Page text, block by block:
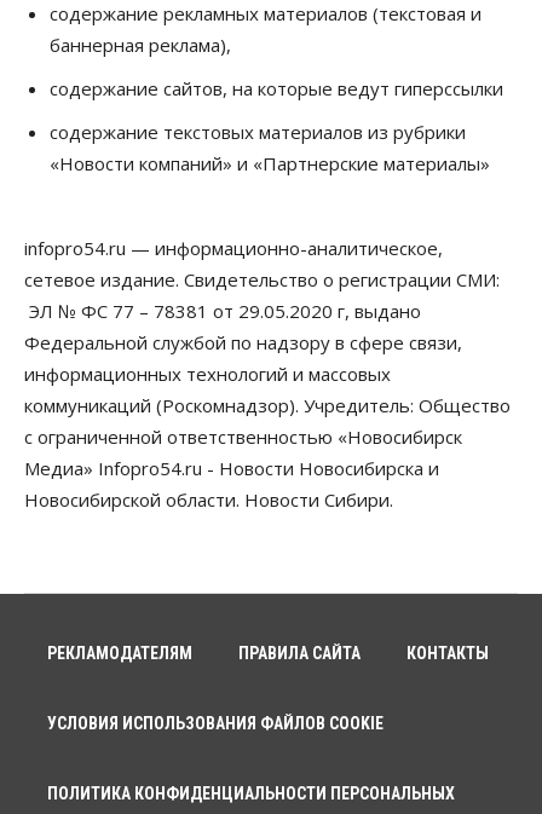
Бизнес Недвижимость Общество
Росреестр назвал главные причины
06 Августа 2026, 12:00
Телекоммуникации
В 16 населённых пунктах Мошковского района
Бизнес Право&Порядок
Злоумышленники опять атакуют
новосибирские компании через электронную
06 Августа 2026, 11:00
Общество
Медики готовятся к второму пику активности
клещей в Новосибирской области
06 Августа 2026, 10:00
06 Августа 2026, 09:00
Застройщики Новосибирска
От регоператора Новосибирска потребовали
погасить долги на два миллиарда
содержание рекламных материалов (текстовая и
баннерная реклама),
содержание сайтов, на которые ведут гиперссылки
содержание текстовых материалов из рубрики
«Новости компаний» и «Партнерские материалы»
infopro54.ru — информационно-аналитическое,
сетевое издание. Свидетельство о регистрации СМИ:
ЭЛ № ФС 77 – 78381 от 29.05.2020 г, выдано
Федеральной службой по надзору в сфере связи,
информационных технологий и массовых
коммуникаций (Роскомнадзор). Учредитель: Общество
с ограниченной ответственностью «Новосибирск
Медиа» Infopro54.ru - Новости Новосибирска и
Новосибирской области. Новости Сибири.
РЕКЛАМОДАТЕЛЯМ ПРАВИЛА САЙТА КОНТАКТЫ
УСЛОВИЯ ИСПОЛЬЗОВАНИЯ ФАЙЛОВ COOKIE
ПОЛИТИКА КОНФИДЕНЦИАЛЬНОСТИ ПЕРСОНАЛЬНЫХ